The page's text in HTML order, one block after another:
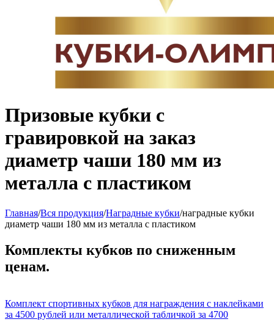
Призовые кубки с
гравировкой на заказ
диаметр чаши 180 мм из
металла с пластиком
Главная/Вся продукция/Наградные кубки/наградные кубки
диаметр чаши 180 мм из металла с пластиком
Комплекты кубков по сниженным
ценам.
Комплект спортивных кубков для награждения с наклейками
за 4500 рублей или металлической табличкой за 4700